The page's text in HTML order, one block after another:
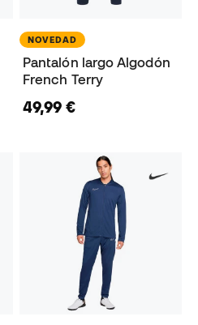
NOVEDAD
Pantalón largo Algodón
French Terry
49,99 €